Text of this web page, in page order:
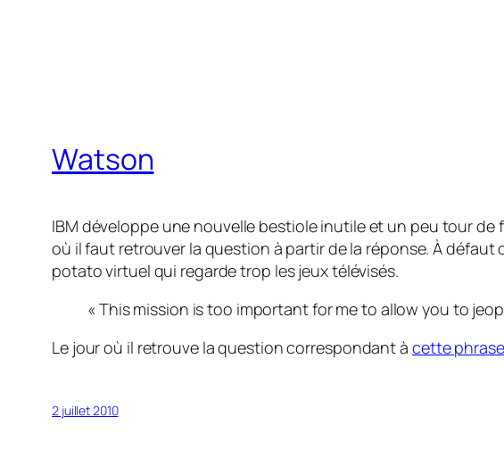
Watson
IBM développe une nouvelle bestiole inutile et un peu tour de
où il faut retrouver la question à partir de la réponse. À défaut
potato virtuel qui regarde trop les jeux télévisés.
« This mission is too important for me to allow you to
Le jour où il retrouve la question correspondant à cette phrase
2 juillet 2010